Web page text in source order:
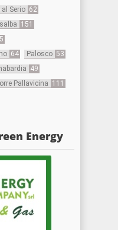
Serio 62
151
64 Palosco 53
49
Pallavicina 111
Energy